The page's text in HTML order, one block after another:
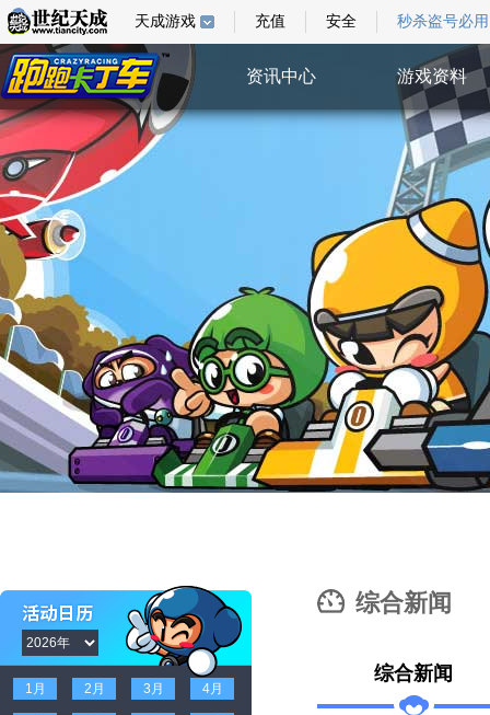
天成游戏 充值 安全 秒杀盗号必用
资讯中心 游戏资料
综合新闻
游戏指南
游戏壁纸
视频中心
特权验证
1月 2月 3月 4月
综合新闻
综合新闻